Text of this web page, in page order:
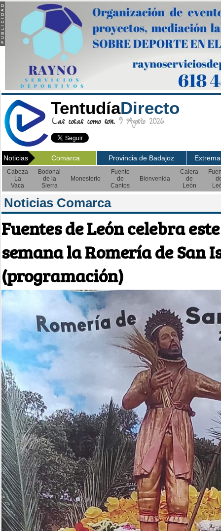
TentudíaDirecto
Las cosas como son. 9 Agosto 2026
Noticias Comarca Provincia de Badajoz
Cabeza
La
Vaca
Bodonal
de la
Sierra
Monesterio
Fuente
de
Cantos
Bienvenida
Calera
de
León
Noticias Comarca
Fuentes de León celebra
semana la Romería de San
(programación)